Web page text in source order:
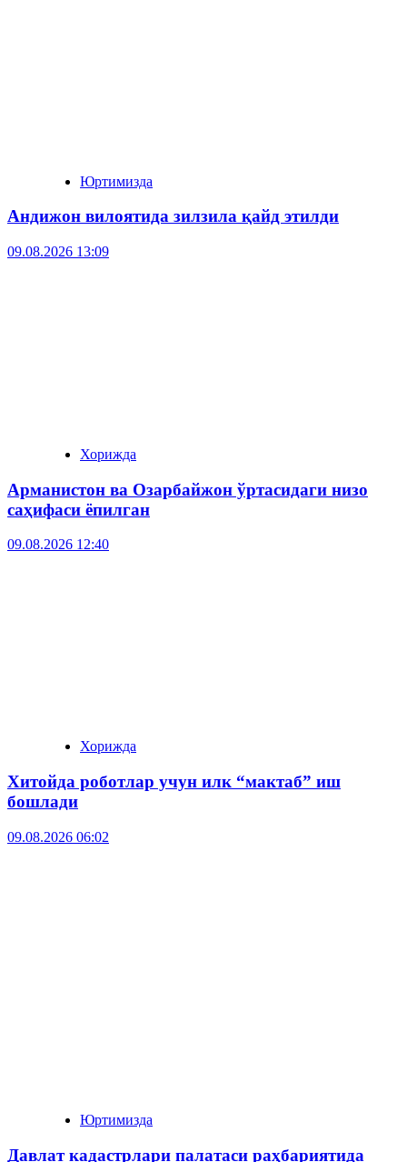
Юртимизда
Андижон вилоятида зилзила қайд этилди
09.08.2026 13:09
Хорижда
Арманистон ва Озарбайжон ўртасидаги низо
саҳифаси ёпилган
09.08.2026 12:40
Хорижда
Хитойда роботлар учун илк “мактаб” иш
бошлади
09.08.2026 06:02
Юртимизда
Давлат кадастрлари палатаси раҳбариятида